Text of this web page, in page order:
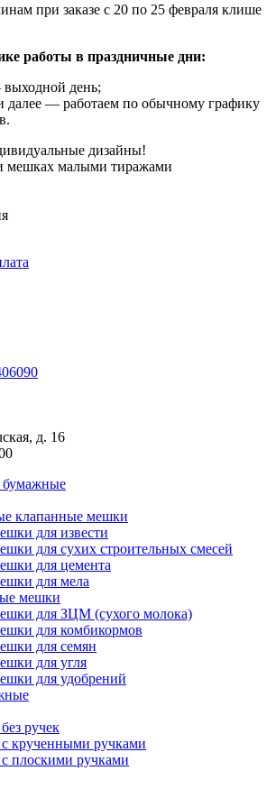
при заказе с 20 по 25 февраля клише
работы в праздничные дни:
день;
далее — работаем по обычному графику
дизайны!
мешках малыми тиражами
д. 16
клапанные мешки
для извести
для сухих строительных смесей
для цемента
для мела
мешки
для ЗЦМ (сухого молока)
для комбикормов
для семян
для угля
для удобрений
ручек
крученными ручками
плоскими ручками